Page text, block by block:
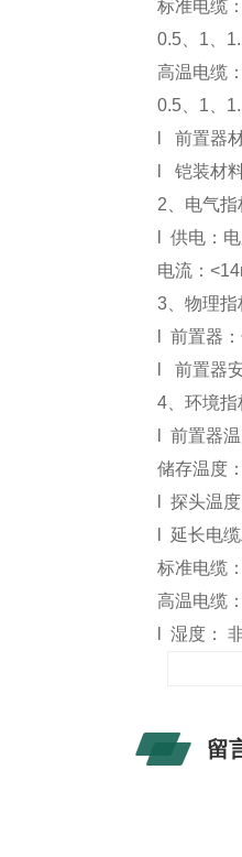
标准电缆
0.5 、1、1
高温电缆
0.5 、1、1
前置器
铠装材
2 、电气
供电：
电流：
3 、物理
前置器
前置器
4 、环境
前置器
储存温度
探头温
延长电
标准电缆
高温电缆
湿度：
留